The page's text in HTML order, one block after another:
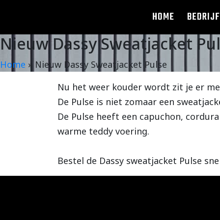
HOME
Nieuw Dassy Sweatjacket
Home » Nieuw Dassy Sweatjacket Pulse
Nu het weer kouder wordt zit je er
De Pulse is niet zomaar een
De Pulse heeft een capuchon,
warme teddy voering.
Bestel de Dassy sweatjacket Pulse